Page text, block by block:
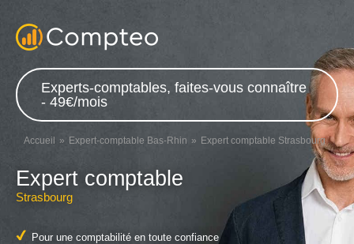
Experts-comptables, faites-vous connaître
- 49€/mois
Accueil Expert-comptable Bas-Rhin Expert comptable Strasbourg
Expert comptable
Strasbourg
Pour une comptabilité en toute confiance